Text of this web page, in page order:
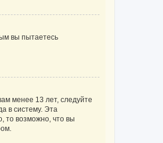
вы пытаетесь
менее 13 лет, следуйте
в систему. Эта
то возможно, что вы